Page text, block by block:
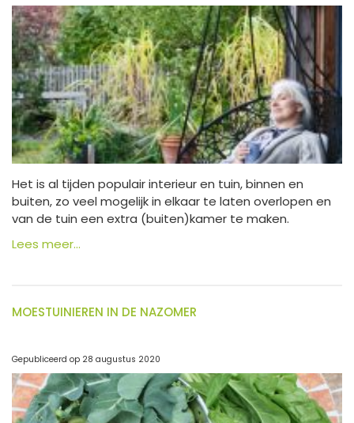
Het is al tijden populair interieur en tuin, binnen en
buiten, zo veel mogelijk in elkaar te laten overlopen en
van de tuin een extra (buiten)kamer te maken.
Lees meer...
MOESTUINIEREN IN DE NAZOMER
Gepubliceerd op 28 augustus 2020